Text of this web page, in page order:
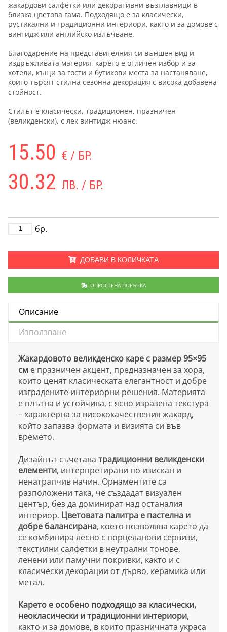
жакардови салфетки или декоративни възглавници в
близка цветова гама. Подходящо е за класически,
рустикални и традиционни интериори, както и за домове с
винтидж или английско излъчване.
Благодарение на представителния си външен вид и
издръжливата материя, карето е отличен избор и за
хотели, къщи за гости и бутикови места за настаняване,
които търсят стилна сезонна декорация с висока добавена
стойност.
Стилът е класически, традиционен, празничен
(великденски), с лек винтидж нюанс.
15.50 € / БР.
30.32 ЛВ. / БР.
бр.
ДОБАВИ В КОЛИЧКАТА
ОПРОСТЕНА ПОРЪЧКА
Описание
Използване
Жакардовото великденско каре с размер 95×95
см е празничен акцент, предназначен за хора,
които ценят класическата елегантност и добре
изградените интериорни решения. Материята
е плътна и устойчива, с ясно изразена текстура
– характерна за висококачествения жакард,
който запазва формата и визията си във
времето.
Дизайнът съчетава традиционни великденски
елементи, интерпретирани по изискан и
ненатрапчив начин. Орнаментите са
разположени така, че създадат визуален
център, без да доминират над останалия
интериор. Цветовата палитра е пастелна и
добре балансирана, което позволява карето да
се комбинира лесно с порцеланови сервизи,
текстилни салфетки в неутрални тонове,
ленени или памучни покривки, както и с
класически декорации от дърво, керамика или
метал.
Карето е особено подходящо за класически,
неокласически и традиционни интериори,
както и за домове, в които празничната украса